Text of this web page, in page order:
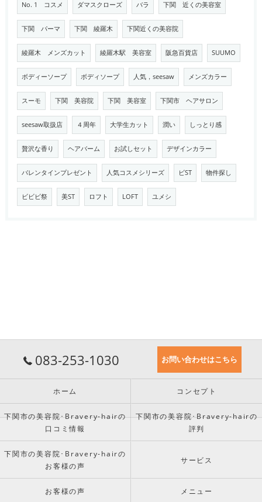
No. 1 コスメ ダマスクローズ バラ 下関 近くの美容室
下関 パーマ 下関 綾羅木 下関近くの美容院
綾羅木 メンズカット 綾羅木駅 美容室 阪急百貨店 SUUMO
ボディーソープ ボディソープ 人気，seesaw メンズカラー
スーモ 下関 美容院 下関 美容室 下関市 ヘアサロン
seesaw取扱店 ４周年 大学生カット 潤い しっとり感
贅沢な香り ヘアバーム お試しセット デザインカラー
バレンタインプレゼント 人気コスメシリーズ ビST 物件探し
ビビビ祭 美ST ロフト LOFT ユメシ
083-253-1030 お問い合わせはこちら
ホーム コンセプト
下関市の美容院･Bravery-hairの
口コミ情報
下関市の美容院･Bravery-hairの
評判
下関市の美容院･Bravery-hairの
お客様の声
サービス
お客様の声 メニュー